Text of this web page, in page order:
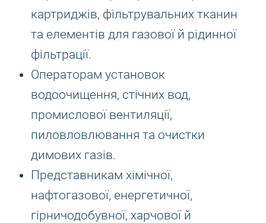
картриджів, фільтрувальних тканин
та елементів для газової й рідинної
фільтрації.
Операторам установок
водоочищення, стічних вод,
промислової вентиляції,
пиловловлювання та очистки
димових газів.
Представникам хімічної,
нафтогазової, енергетичної,
гірничодобувної, харчової й